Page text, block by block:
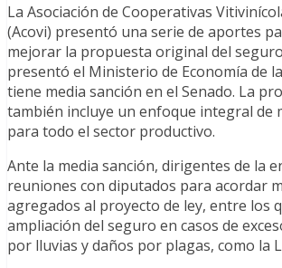
La Asociación de Cooperativas
(Acovi) presentó una serie de aportes
mejorar la propuesta original del
presentó el Ministerio de Economía de
tiene media sanción en el Senado. La
también incluye un enfoque integral de
para todo el sector productivo.
Ante la media sanción, dirigentes de la
reuniones con diputados para acordar
agregados al proyecto de ley, entre los
ampliación del seguro en casos de
por lluvias y daños por plagas, como la